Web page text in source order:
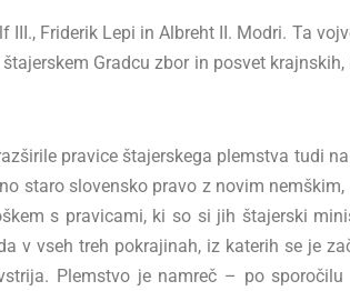
Friderik Lepi in Albreht II. Modri. Ta
Gradcu zbor in posvet krajnskih,
pravice štajerskega plemstva tudi
staro slovensko pravo z novim nemškim,
s pravicami, ki so si jih štajerski
v vseh treh pokrajinah, iz katerih se je
Plemstvo je namreč – po sporočilu